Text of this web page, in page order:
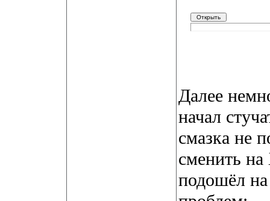
Далее
начал
смазка не
сменить
подошёл на